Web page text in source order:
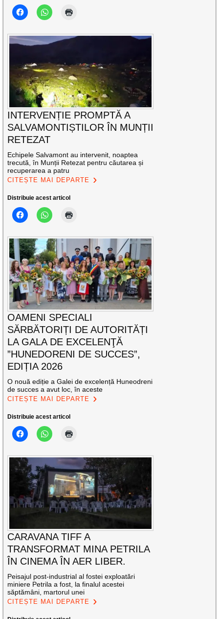
INTERVENȚIE PROMPTĂ A
SALVAMONTIȘTILOR ÎN MUNȚII
RETEZAT
Echipele Salvamont au intervenit, noaptea
trecută, în Munții Retezat pentru căutarea și
recuperarea a patru
CITEȘTE MAI DEPARTE
Distribuie acest articol
OAMENI SPECIALI
SĂRBĂTORIȚI DE AUTORITĂȚI
LA GALA DE EXCELENŢĂ
”HUNEDORENI DE SUCCES”,
EDIȚIA 2026
O nouă ediție a Galei de excelență Huneodreni
de succes a avut loc, în aceste
CITEȘTE MAI DEPARTE
Distribuie acest articol
CARAVANA TIFF A
TRANSFORMAT MINA PETRILA
ÎN CINEMA ÎN AER LIBER.
Peisajul post-industrial al fostei exploatări
miniere Petrila a fost, la finalul acestei
săptămâni, martorul unei
CITEȘTE MAI DEPARTE